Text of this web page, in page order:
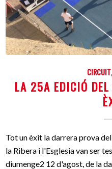
CIRCUIT,
LA 25A EDICIÓ
Tot un èxit la darrera prova
la Ribera i l'Esglesia van ser
diumenge2 12 d'agost, de la